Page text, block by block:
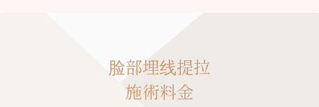
脸部埋线提拉
施術料金